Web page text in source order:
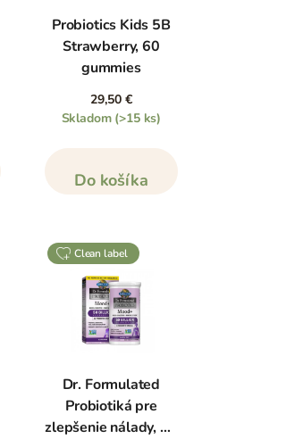
Probiotics Kids 5B
Strawberry, 60
gummies
29,50 €
Skladom (>15 ks)
Do košíka
clean label
Dr. Formulated
Probiotiká pre
zlepšenie nálady, 60